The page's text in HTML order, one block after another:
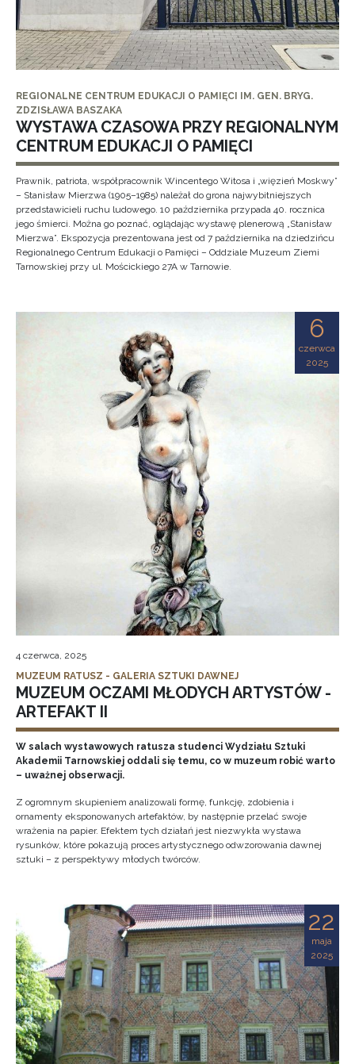
REGIONALNE CENTRUM EDUKACJI O PAMIĘCI IM. GEN. BRYG.
ZDZISŁAWA BASZAKA
WYSTAWA CZASOWA PRZY REGIONALNYM
CENTRUM EDUKACJI O PAMIĘCI
Prawnik, patriota, współpracownik Wincentego Witosa i „więzień Moskwy”
– Stanisław Mierzwa (1905–1985) należał do grona najwybitniejszych
przedstawicieli ruchu ludowego. 10 października przypada 40. rocznica
jego śmierci. Można go poznać, oglądając wystawę plenerową „Stanisław
Mierzwa”. Ekspozycja prezentowana jest od 7 października na dziedzińcu
Regionalnego Centrum Edukacji o Pamięci – Oddziale Muzeum Ziemi
Tarnowskiej przy ul. Mościckiego 27A w Tarnowie.
6
czerwca
2025
4 czerwca, 2025
MUZEUM RATUSZ - GALERIA SZTUKI DAWNEJ
MUZEUM OCZAMI MŁODYCH ARTYSTÓW -
ARTEFAKT II
W salach wystawowych ratusza studenci Wydziału Sztuki
Akademii Tarnowskiej oddali się temu, co w muzeum robić warto
– uważnej obserwacji.
Z ogromnym skupieniem analizowali formę, funkcję, zdobienia i
ornamenty eksponowanych artefaktów, by następnie przelać swoje
wrażenia na papier. Efektem tych działań jest niezwykła wystawa
rysunków, które pokazują proces artystycznego odwzorowania dawnej
sztuki – z perspektywy młodych twórców.
22
maja
2025